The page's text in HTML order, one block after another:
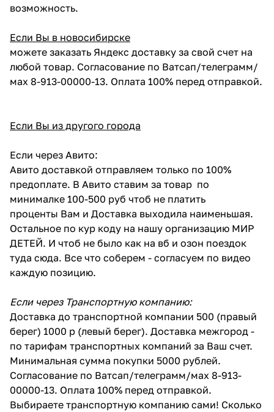
возможность.
Если Вы в новосибирске
можете заказать Яндекс доставку за свой счет на
любой товар. Согласование по Ватсап/телеграмм/
мах 8-913-00000-13. Оплата 100% перед отправкой.
Если Вы из другого города
Если через Авито:
Авито доставкой отправляем только по 100%
предоплате. В Авито ставим за товар по
минималке 100-500 руб чтоб не платить
проценты Вам и Доставка выходила наименьшая.
Остальное по кур коду на нашу организацию МИР
ДЕТЕЙ. И чтоб не было как на вб и озон поездок
туда сюда. Все что соберем - согласуем по видео
каждую позицию.
Если через Транспортную компанию:
Доставка до транспортной компании 500 (правый
берег) 1000 р (левый берег). Доставка межгород -
по тарифам транспортных компаний за Ваш счет.
Минимальная сумма покупки 5000 рублей.
Согласование по Ватсап/телеграмм/мах 8-913-
00000-13. Оплата 100% перед отправкой.
Выбираете транспортную компанию сами! Сколько